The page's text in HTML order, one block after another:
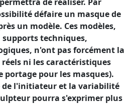
défaire un masque de
un modèle. Ces modèles,
techniques,
n'ont pas forcément la
ni les caractéristiques
portage pour les masques).
de l'initiateur et la variabilité
pourra s'exprimer plus